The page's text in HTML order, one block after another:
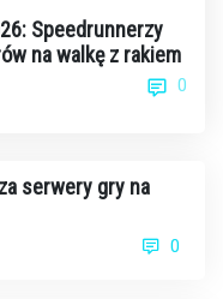
Speedrunnerzy
na walkę z rakiem
0
serwery gry na
0